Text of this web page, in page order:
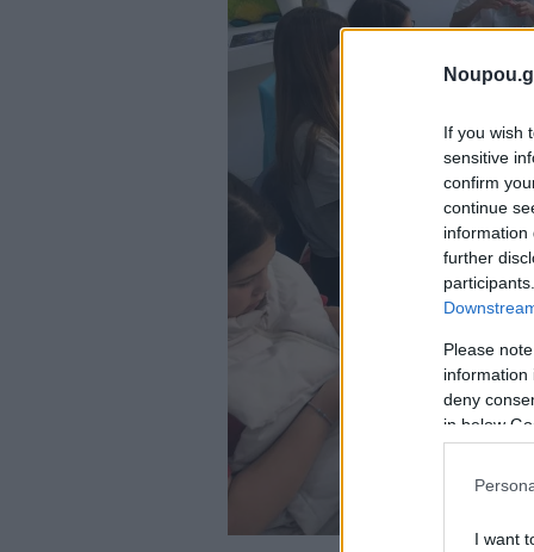
If you wish
sensitive
confirm
continue
information
further
Please
information
deny
in below
I want